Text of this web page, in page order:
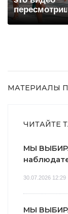
не раз
МАТЕРИАЛЫ
ЧИТАЙТЕ
МЫ
30.07.2026 12:29
МЫ